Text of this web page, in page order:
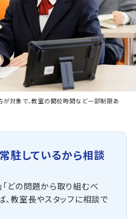
対象で、教室の開校時間など一部制限あ
駐しているから相談
「どの問題から取り組むべ
、教室長やスタッフに相談で